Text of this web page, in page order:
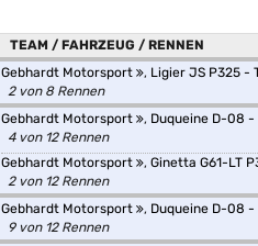
TEAM / FAHRZEUG / RENNEN
Gebhardt Motorsport , Ligier JS P325 -
2 von 8 Rennen
Gebhardt Motorsport , Duqueine D-08 -
4 von 12 Rennen
Gebhardt Motorsport
, Ginetta G61-LT
2 von 12 Rennen
Gebhardt Motorsport , Duqueine D-08 -
9 von 12 Rennen